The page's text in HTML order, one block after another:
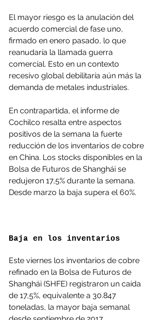
El mayor riesgo es la anulación del
acuerdo comercial de fase uno,
firmado en enero pasado, lo que
reanudaría la llamada guerra
comercial. Esto en un contexto
recesivo global debilitaría aún más la
demanda de metales industriales.
En contrapartida, el informe de
Cochilco resalta entre aspectos
positivos de la semana la fuerte
reducción de los inventarios de cobre
en China. Los stocks disponibles en la
Bolsa de Futuros de Shanghái se
redujeron 17,5% durante la semana.
Desde marzo la baja supera el 60%.
Baja en los inventarios
Este viernes los inventarios de cobre
refinado en la Bolsa de Futuros de
Shanghái (SHFE) registraron un caída
de 17,5%, equivalente a 30.847
toneladas, la mayor baja semanal